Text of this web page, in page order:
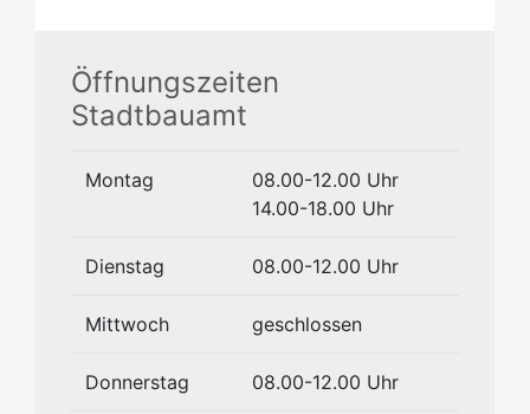
Öffnungszeiten
Stadtbauamt
Montag
08.00-12.00 Uhr
14.00-18.00 Uhr
Dienstag 08.00-12.00 Uhr
Mittwoch geschlossen
Donnerstag 08.00-12.00 Uhr